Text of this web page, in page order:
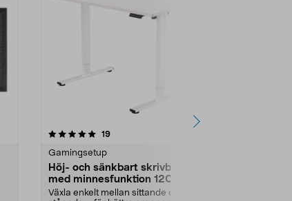
19recensioner
Gamingsetup
Höj- och sänkbart skrivbord
med minnesfunktion 120x60
cm
Växla enkelt mellan sittande och
4.5 av 5 stjärnor